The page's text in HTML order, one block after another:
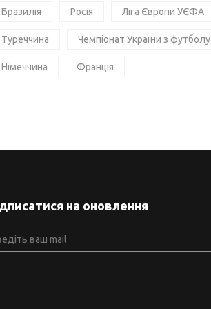
Бразилія Росія Ліга Європи УЄФА
Туреччина Чемпіонат України з футболу
Німеччина Франція
на оновлення